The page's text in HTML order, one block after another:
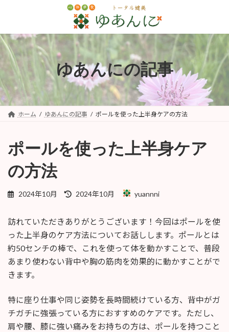
ン
ツ
キ
ッ
ー
シ
に
移
ゆあんにの記事
ホーム ゆあんにの記事 ポールを使った上半身ケアの方法
ポールを使った上半身ケア
の方法
2024年10月
最
新
日
:
2024年10月 yuannni
訪れていただきありがとうございます！今回はポールを使
った上半身のケア方法についてお話しします。ポールとは
約50センチの棒で、これを使って体を動かすことで、普段
あまり使わない背中や胸の筋肉を効果的に動かすことがで
きます。
特に座り仕事や同じ姿勢を長時間続けている方、背中がガ
チガチに強張っている方におすすめのケアです。ただし、
肩や腰、膝に強い痛みをお持ちの方は、ポールを持つこと